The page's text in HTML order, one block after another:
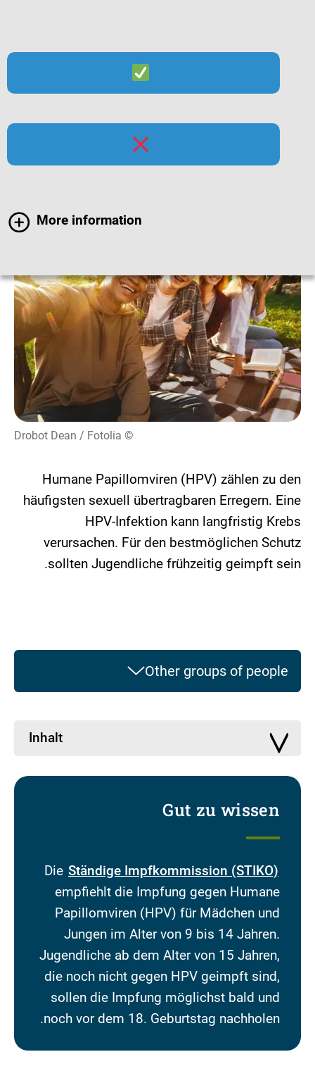
More information
Menü
HPV-Impfung bei
Jugendlichen
© Drobot Dean / Fotolia
Humane Papillomviren (HPV) zählen zu den
häufigsten sexuell übertragbaren Erregern. Eine
HPV-Infektion kann langfristig Krebs
verursachen. Für den bestmöglichen Schutz
sollten Jugendliche frühzeitig geimpft sein.
Other groups of people
Inhalt
Gut zu wissen
Die Ständige Impfkommission (STIKO)
empfiehlt die Impfung gegen Humane
Papillomviren (HPV) für Mädchen und
Jungen im Alter von 9 bis 14 Jahren.
Jugendliche ab dem Alter von 15 Jahren,
die noch nicht gegen HPV geimpft sind,
sollen die Impfung möglichst bald und
noch vor dem 18. Geburtstag nachholen.